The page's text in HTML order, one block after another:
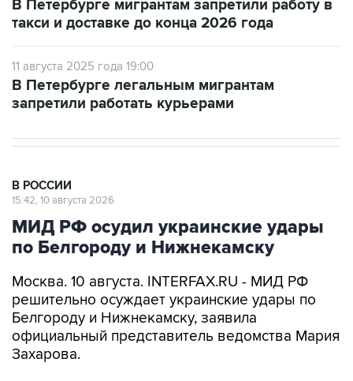
11 августа 2025 года 19:00
запретили работать курьерами
МИД РФ осудил украинские удары
по Белгороду и Нижнекамску
Москва. 10 августа. INTERFAX.RU - МИД РФ
Белгороду и Нижнекамску, заявила
официальный представитель ведомства Мария
Захарова.
"Призываем здравомыслящих представителей